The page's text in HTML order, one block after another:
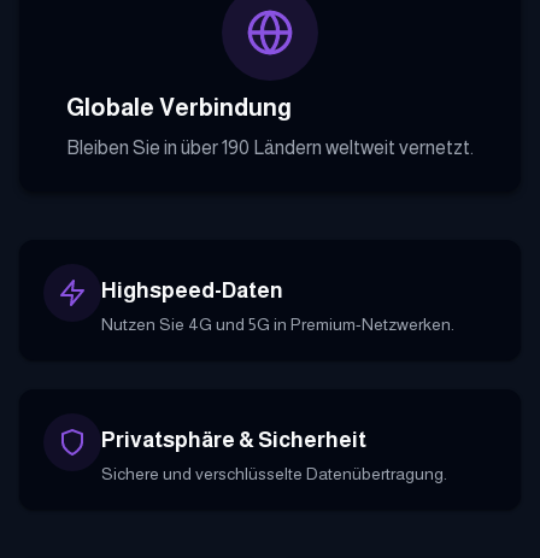
Globale Verbindung
Bleiben Sie in über 190 Ländern weltweit vernetzt.
Highspeed-Daten
Nutzen Sie 4G und 5G in Premium-Netzwerken.
Privatsphäre & Sicherheit
Sichere und verschlüsselte Datenübertragung.